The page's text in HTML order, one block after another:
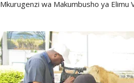
Mkurugenzi wa Makumbusho ya Elimu